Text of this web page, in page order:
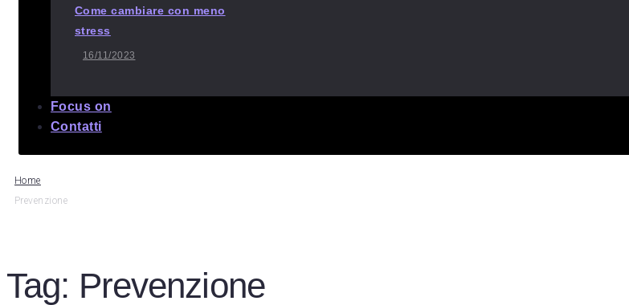
Come cambiare con meno
stress
16/11/2023
Focus on
Contatti
Home
Prevenzione
Tag: Prevenzione